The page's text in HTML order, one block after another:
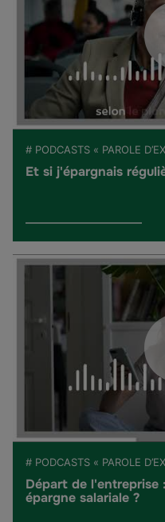
# PODCASTS « PAROLE
Et si j'épargnais
# PODCASTS « PAROLE
Départ de
épargne salariale ?